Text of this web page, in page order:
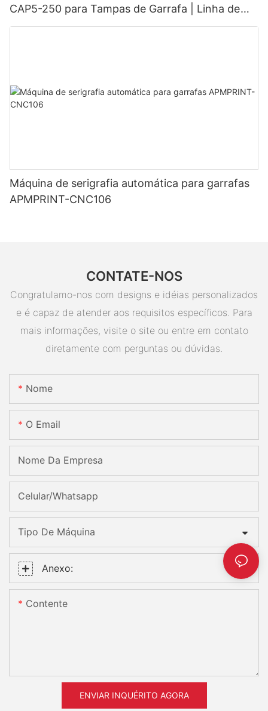
CAP5-250 para Tampas de Garrafa | Linha de
Impressão de Tampas de Alta Velocidade
Máquina de serigrafia automática para garrafas
APMPRINT-CNC106
CONTATE-NOS
Congratulamo-nos com designs e idéias personalizados
e é capaz de atender aos requisitos específicos. Para
mais informações, visite o site ou entre em contato
diretamente com perguntas ou dúvidas.
Nome
O Email
Nome Da Empresa
Celular/Whatsapp
Tipo De Máquina
Anexo:
Contente
ENVIAR INQUÉRITO AGORA